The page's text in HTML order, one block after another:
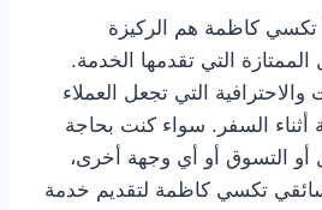
تكسي كاظمة هم الركيزة
الممتازة التي تقدمها الخدمة.
والاحترافية التي تجعل العملاء
أثناء السفر. سواء كنت بحاجة
أو التسوق أو أي وجهة أخرى،
تكسي كاظمة لتقديم خدمة